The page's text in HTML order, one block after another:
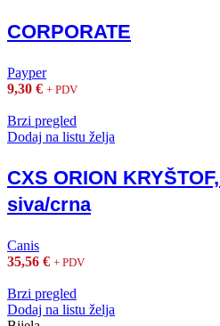
CORPORATE
Payper
9,30 € + PDV
Brzi pregled
Dodaj na listu želja
CXS ORION
siva/crna
Canis
35,56 € + PDV
Brzi pregled
Dodaj na listu želja